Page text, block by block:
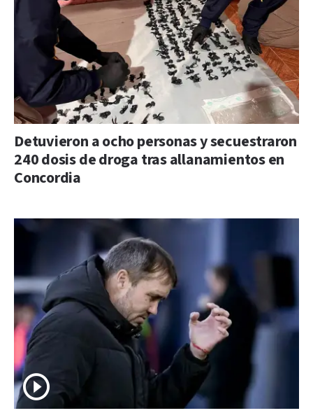
Detuvieron a ocho personas y secuestraron
240 dosis de droga tras allanamientos en
Concordia